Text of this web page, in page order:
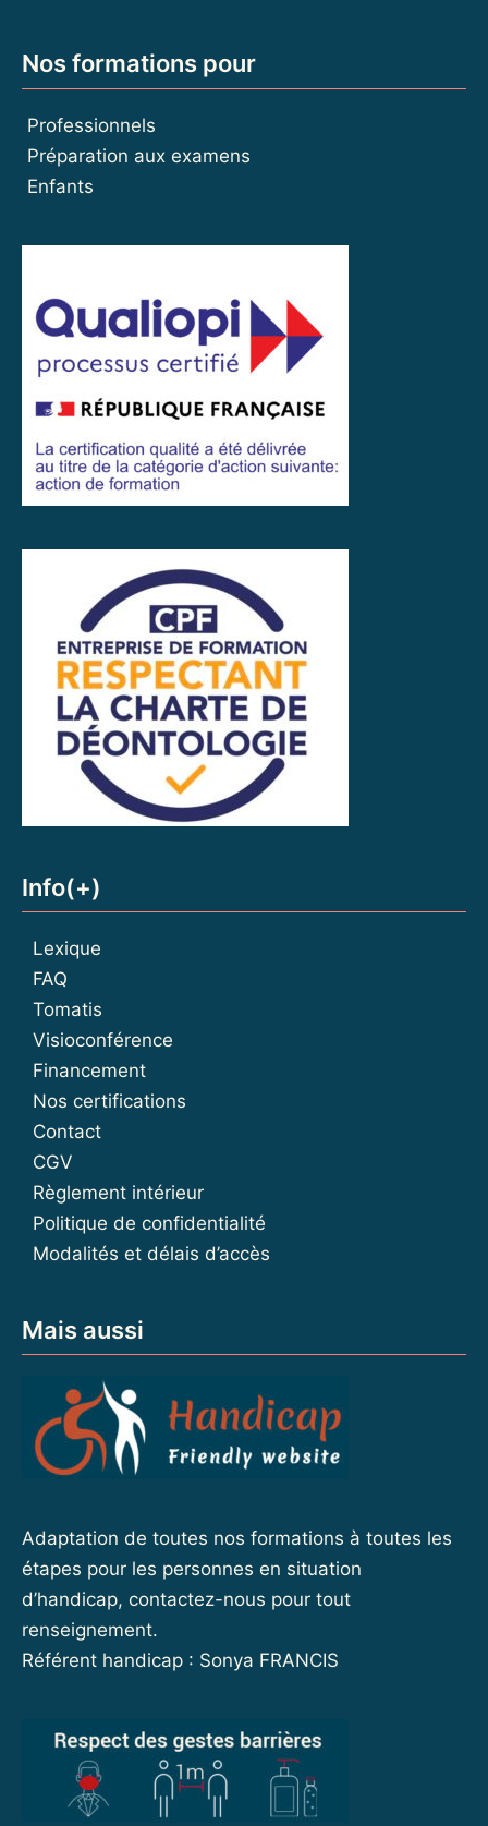
Nos formations pour
Professionnels
Préparation aux examens
Enfants
Info(+)
Lexique
FAQ
Tomatis
Visioconférence
Financement
Nos certifications
Contact
CGV
Règlement intérieur
Politique de confidentialité
Modalités et délais d’accès
Mais aussi
Adaptation de toutes nos formations à toutes les
étapes pour les personnes en situation
d’handicap, contactez-nous pour tout
renseignement.
Référent handicap : Sonya FRANCIS